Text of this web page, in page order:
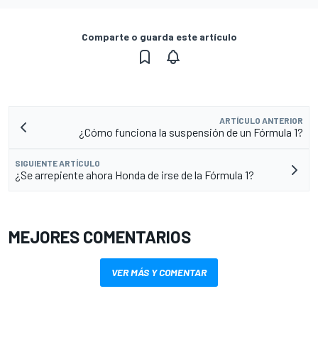
Comparte o guarda este artículo
ARTÍCULO ANTERIOR
¿Cómo funciona la suspensión de un Fórmula 1?
SIGUIENTE ARTÍCULO
¿Se arrepiente ahora Honda de irse de la Fórmula 1?
MEJORES COMENTARIOS
VER MÁS Y COMENTAR